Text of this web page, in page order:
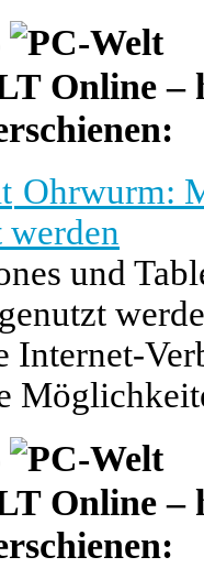
Online –
Ohrwurm:
werden
und
Internet-
Online –